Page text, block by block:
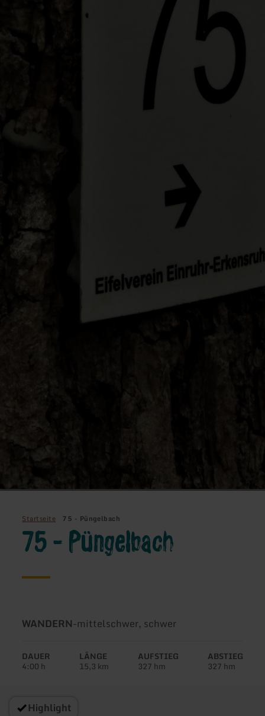
Startseite 75 - Püngelbach
75 - Püngelbach
Art
Tour:
WANDERN-Schwierigkeit:
mittelschwer, schwer
DAUER
4:00 h
LÄNGE
15,3 km
AUFSTIEG
327 hm
ABSTIEG
327 hm
Highlight